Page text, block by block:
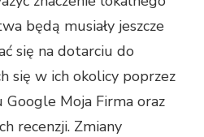
będą musiały jeszcze
się na dotarciu do
się w ich okolicy poprzez
Moja Firma oraz
recenzji. Zmiany